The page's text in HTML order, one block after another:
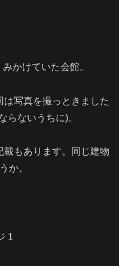
かけていた会館。
は写真を撮っときました
らないうちに)。
もあります。同じ建物
か。